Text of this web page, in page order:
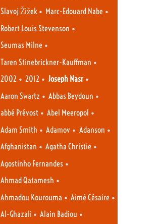
Slavoj Žižek • Marc-Edouard Nabe •
Robert Louis Stevenson •
Seumas Milne •
Taren Stinebrickner-Kauffman •
2002 • 2012 • Joseph Nasr•
Aaron Swartz • Abbas Beydoun •
abbé Prévost • Abel Meeropol •
Adam Smith • Adamov • Adanson •
Afghanistan • Agatha Christie •
Agostinho Fernandes •
Ahmad Qatamesh •
Ahmadou Kourouma • Aimé Césaire •
Al-Ghazali • Alain Badiou •